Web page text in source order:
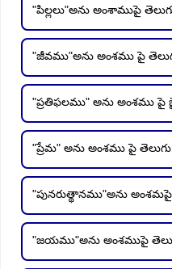
"పిల్లలు"అను అంశాముపై
"జీవము"అను అంశము పై
"ప్రతిఫలము" అను అంశము పై
"ప్రేమ" అను అంశము పై
"పునరుత్థానము"అను
"జయము"అను అంశముపై